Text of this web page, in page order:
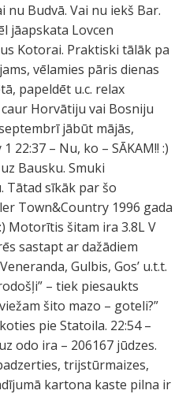
nu Budvā. Vai nu iekš Bar.
jāapskata Lovcen
Kotorai. Praktiski tālāk pa
vēlamies pāris dienas
papeldēt u.c. relax
Horvātiju vai Bosniju
jābūt mājās,
22:37 – Nu, ko – SĀKAM!! :)
Bausku. Smuki
Tātad sīkāk par šo
Town&Country 1996 gada
Motorītis šitam ira 3.8L V
sastapt ar dažādiem
Gulbis, Gos’ u.t.t.
– tiek piesaukts
šito mazo – goteli?”
pie Statoila. 22:54 –
odo ira – 206167 jūdzes.
trijstūrmaizes,
kartona kaste pilna ir